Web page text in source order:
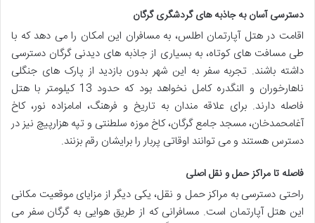
دسترسی آسان به جاذبه های گردشگری گرگان
اقامت در هتل آپارتمان اطلس، به مسافران این امکان را می دهد که با
طی مسافت های کوتاه، به بسیاری از جاذبه های دیدنی گرگان دسترسی
داشته باشند. تجربه سفر به این شهر بدون بازدید از پارک های جنگلی
ناهارخوران و النگدره کامل نخواهد بود که حدود 13 کیلومتر با هتل
فاصله دارند. برای علاقه مندان به تاریخ و فرهنگ، امامزاده نور، کاخ
آغامحمدخان، مسجد جامع گرگان، کاخ موزه سلطنتی و تپه هزارپیچ نیز در
دسترس هستند و می توانند اوقاتی پربار را برایشان رقم بزنند.
فاصله تا مراکز حمل و نقل اصلی
راحتی دسترسی به مراکز حمل و نقل، یکی دیگر از مزایای موقعیت مکانی
این هتل آپارتمان است. مسافرانی که از طریق هوایی به گرگان سفر می